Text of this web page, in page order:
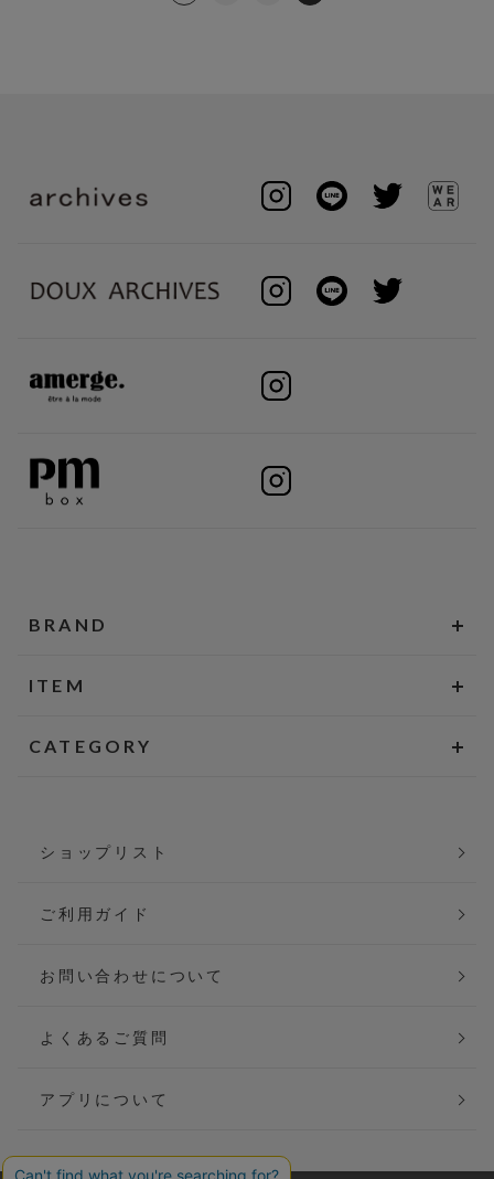
BRAND
ITEM
CATEGORY
ショップリスト
ご利用ガイド
お問い合わせについて
よくあるご質問
アプリについて